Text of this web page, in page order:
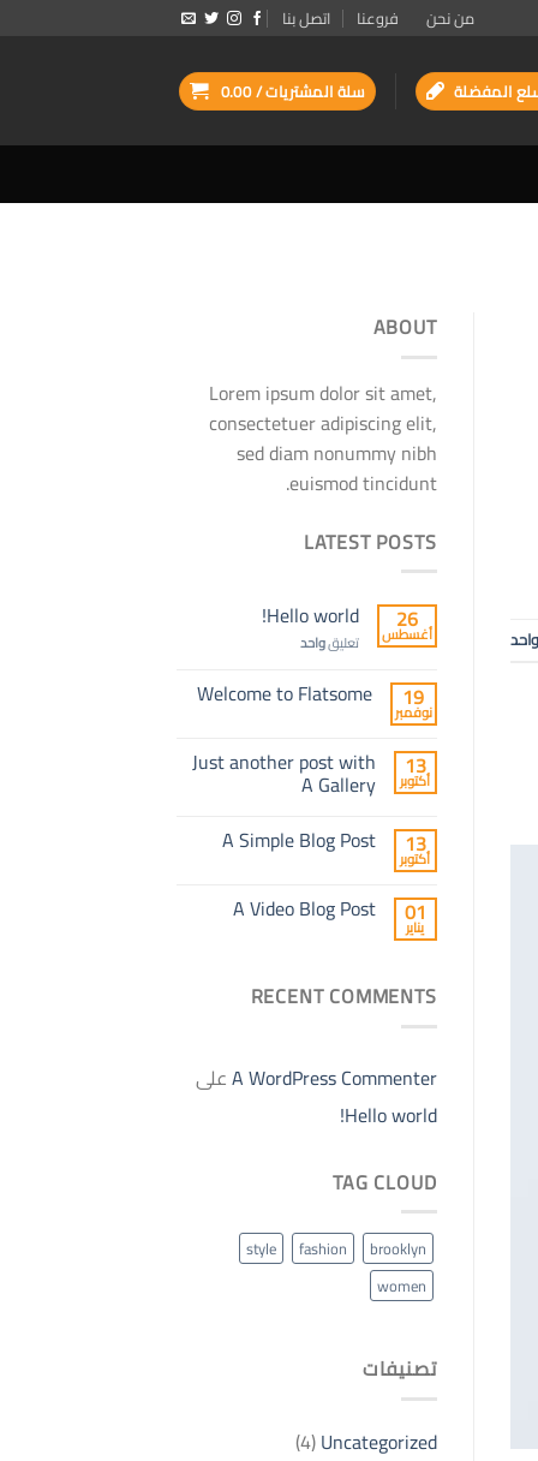
من نحن فروعنا اتصل بنا
المفضلة سلة المشتريات /0.00
واحد
ABOUT
Lorem ipsum dolor sit amet,
consectetuer adipiscing elit,
sed diam nonummy nibh
euismod tincidunt.
LATEST POSTS
26
أغسطس
Hello world!
تعليقواحد
19
نوفمبر
Welcome to Flatsome
13
أكتوبر
Just another post with
A Gallery
13
أكتوبر
A Simple Blog Post
01
يناير
A Video Blog Post
RECENT COMMENTS
A WordPress Commenterعلى
Hello world!
TAG CLOUD
brooklyn
fashion
style
women
تصنيفات
Uncategorized
(4)